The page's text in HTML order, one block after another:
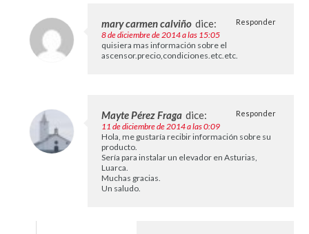
mary carmen calviño dice:
8 de diciembre de 2014 a las 15:05
quisiera mas información sobre el
ascensor.precio,condiciones.etc.etc.
Responder
Mayte Pérez Fraga dice:
11 de diciembre de 2014 a las 0:09
Hola, me gustaría recibir información sobre su
producto.
Sería para instalar un elevador en Asturias,
Luarca.
Muchas gracias.
Un saludo.
Responder